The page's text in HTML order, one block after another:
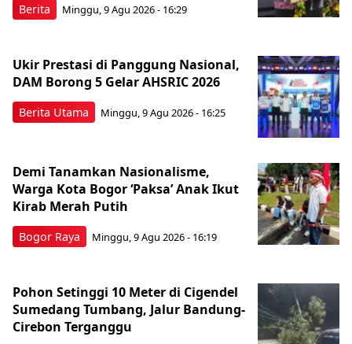
Berita Minggu, 9 Agu 2026 - 16:29
Berita Utama
Ukir Prestasi di Panggung Nasional,
DAM Borong 5 Gelar AHSRIC 2026
Minggu, 9 Agu 2026 - 16:25
Bogor Raya
Demi Tanamkan Nasionalisme,
Warga Kota Bogor ‘Paksa’ Anak Ikut
Kirab Merah Putih
Minggu, 9 Agu 2026 - 16:19
Pohon Setinggi 10 Meter di Cigendel
Sumedang Tumbang, Jalur Bandung-
Cirebon Terganggu